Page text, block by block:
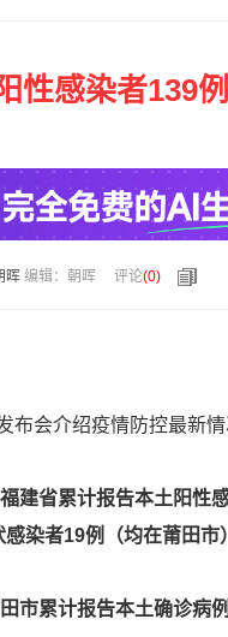
性感染者139
晖 编辑：朝晖 评论(0)
会介绍疫情防控最新情
福建省累计报告本土阳性
染者19例（均在莆田市
市累计报告本土确诊病